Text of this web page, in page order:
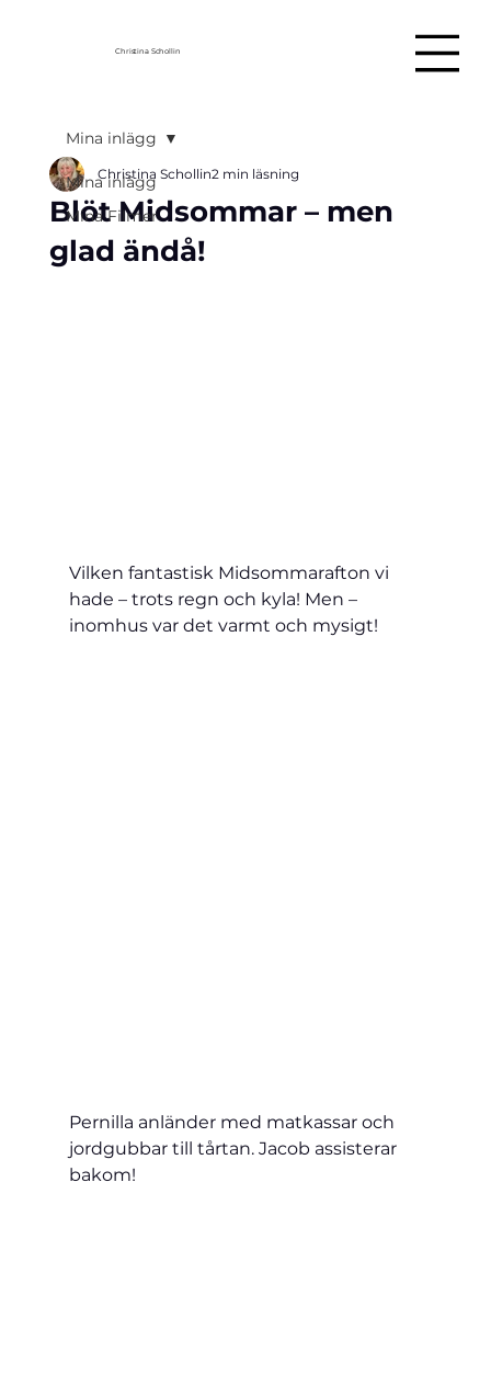
Christina Schollin
Mina inlägg
Mina Filmer
Mina inlägg
Blöt Midsommar – men
glad ändå!
Christina Schollin2 min läsning
Vilken fantastisk Midsommarafton vi
hade – trots regn och kyla! Men –
inomhus var det varmt och mysigt!
Pernilla anländer med matkassar och
jordgubbar till tårtan. Jacob assisterar
bakom!